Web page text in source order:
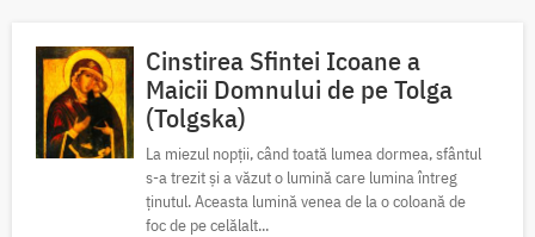
Cinstirea Sfintei Icoane a
Maicii Domnului de pe Tolga
(Tolgska)
La miezul nopții, când toată lumea dormea, sfântul
s-a trezit și a văzut o lumină care lumina întreg
ținutul. Aceasta lumină venea de la o coloană de
foc de pe celălalt...